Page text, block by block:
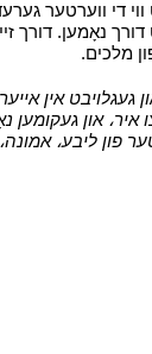
די ווערטער
דורך נאָמען. דורך
מלכים.
אין אייער
און געקומען
פון ליבע،